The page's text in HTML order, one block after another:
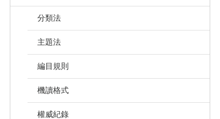
分類法
主題法
編目規則
機讀格式
權威紀錄